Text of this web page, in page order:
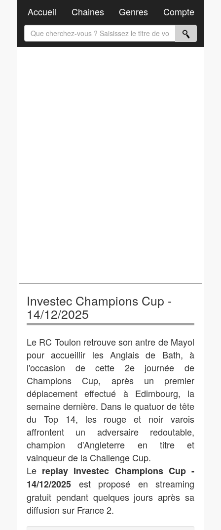
Investec Champions Cup -
14/12/2025
Le RC Toulon retrouve son antre de Mayol
pour accueillir les Anglais de Bath, à
l'occasion de cette 2e journée de
Champions Cup, après un premier
déplacement effectué à Edimbourg, la
semaine dernière. Dans le quatuor de tête
du Top 14, les rouge et noir varois
affrontent un adversaire redoutable,
champion d'Angleterre en titre et
vainqueur de la Challenge Cup.
Le replay Investec Champions Cup -
14/12/2025 est proposé en streaming
gratuit pendant quelques jours après sa
diffusion sur France 2.
Accueil Chaines Genres Compte